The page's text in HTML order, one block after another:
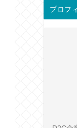
プロフ